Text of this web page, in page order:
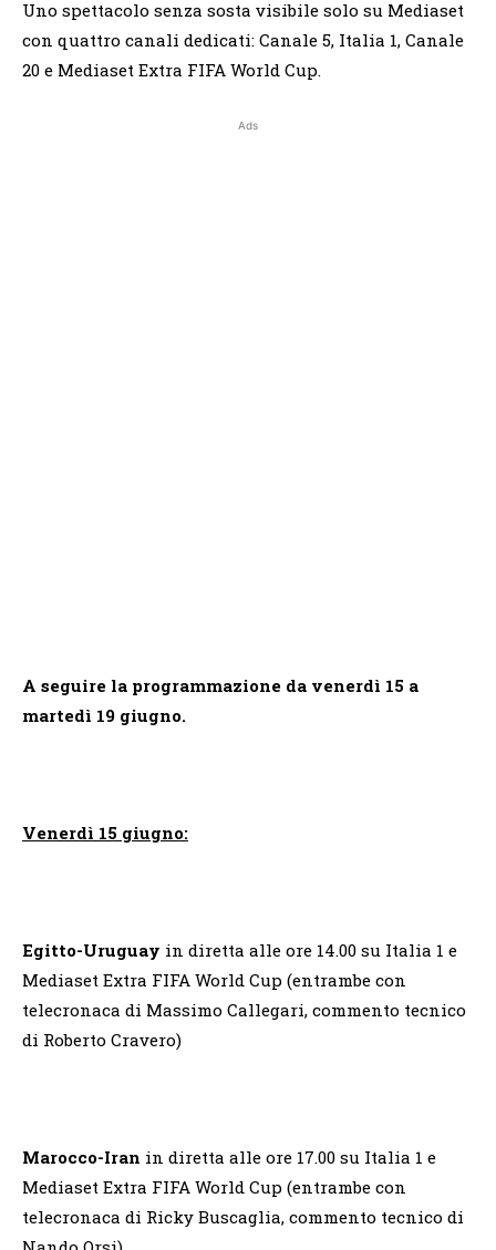
Uno spettacolo senza sosta visibile solo su Mediaset
con quattro canali dedicati: Canale 5, Italia 1, Canale
20 e Mediaset Extra FIFA World Cup.
Ads
A seguire la programmazione da venerdì 15 a
martedì 19 giugno.
Venerdì 15 giugno:
Egitto-Uruguay in diretta alle ore 14.00 su Italia 1 e
Mediaset Extra FIFA World Cup (entrambe con
telecronaca di Massimo Callegari, commento tecnico
di Roberto Cravero)
Marocco-Iran in diretta alle ore 17.00 su Italia 1 e
Mediaset Extra FIFA World Cup (entrambe con
telecronaca di Ricky Buscaglia, commento tecnico di